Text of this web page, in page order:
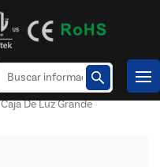
Caja De Luz Grande